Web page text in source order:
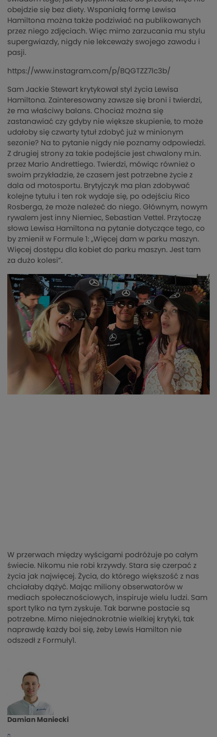
obejdzie się bez diety. Wspaniałą formę Lewisa
Hamiltona można także podziwiać na publikowanych
przez niego zdjęciach. Więc mimo zarzucania mu stylu
supergwiazdy, nigdy nie lekceważy swojego zawodu i
pasji.
https://www.instagram.com/p/BQGTZZ7lc3b/
Sam Jackie Stewart krytykował styl życia Lewisa
Hamiltona. Zainteresowany zawsze się broni i twierdzi,
że ma właściwy balans. Chociaż można się
zastanawiać czy gdyby nie większe skupienie, to może
udałoby się czwarty tytuł zdobyć już w minionym
sezonie? Na to pytanie nigdy nie poznamy odpowiedzi.
Z drugiej strony za takie podejście jest chwalony m.in.
przez Mario Andrettiego. Twierdzi, mówiąc również o
swoim przykładzie, że czasem jest potrzebne życie z
dala od motosportu. Brytyjczyk ma plan zdobywać
kolejne tytułu i ten rok wydaje się, po odejściu Rico
Rosberga, że może należeć do niego. Głównym, nowym
rywalem jest inny Niemiec, Sebastian Vettel. Przytoczę
słowa Lewisa Hamiltona na pytanie dotyczące tego, co
by zmienił w Formule 1: „Więcej dam w parku maszyn.
Więcej dostępu dla kobiet do parku maszyn. Jest tam
za dużo kolesi”.
W przerwach między wyścigami podróżuje po całym
świecie. Nikomu nie robi krzywdy. Stara się czerpać z
życia jak najwięcej. Życia, do którego większość z nas
chciałaby dążyć. Mając miliony obserwatorów w
mediach społecznościowych, inspiruje wielu ludzi. Sam
sport tylko na tym zyskuje. Tak barwne postacie są
potrzebne. Mimo niejednokrotnie wielkiej krytyki, tak
naprawdę każdy boi się, żeby Lewis Hamilton nie
odszedł z Formuły1.
Damian Maniecki